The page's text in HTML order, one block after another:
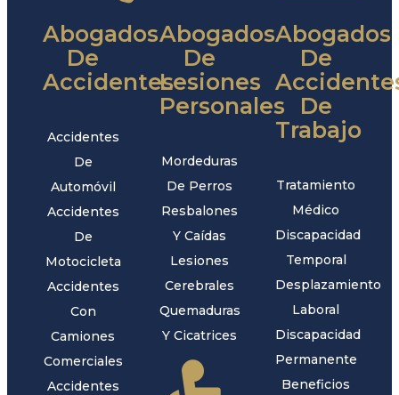
Abogados
De
Accidentes
Accidentes
De
Automóvil
Accidentes
De
Motocicleta
Accidentes
Con
Camiones
Comerciales
Accidentes
Abogados
De
Lesiones
Personales
Mordeduras
De Perros
Resbalones
Y Caídas
Lesiones
Cerebrales
Quemaduras
Y Cicatrices
Abogados
De
De
Trabajo
Tratamiento
Médico
Discapacidad
Temporal
Desplazamiento
Laboral
Discapacidad
Permanente
Beneficios